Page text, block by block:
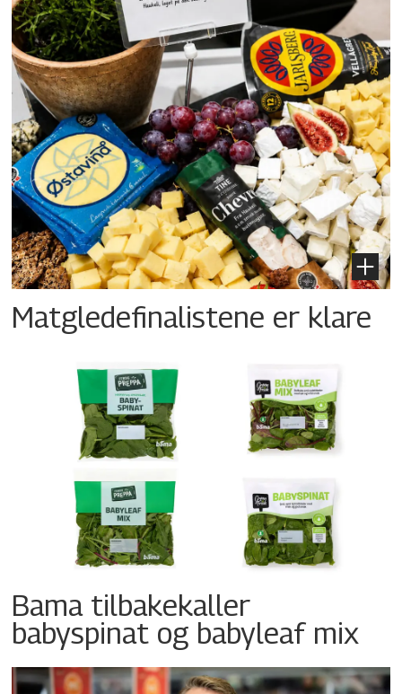
Matgledefinalistene er klare
Bama tilbakekaller
babyspinat og babyleaf mix